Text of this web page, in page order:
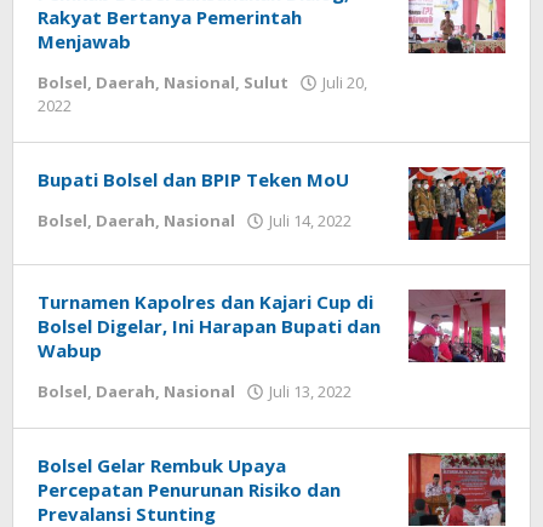
Rakyat Bertanya Pemerintah
Menjawab
Bolsel, Daerah, Nasional, Sulut
Juli 20,
2022
Bupati Bolsel dan BPIP Teken MoU
Bolsel, Daerah, Nasional Juli 14, 2022
Turnamen Kapolres dan Kajari Cup di
Bolsel Digelar, Ini Harapan Bupati dan
Wabup
Bolsel, Daerah, Nasional Juli 13, 2022
Bolsel Gelar Rembuk Upaya
Percepatan Penurunan Risiko dan
Prevalansi Stunting